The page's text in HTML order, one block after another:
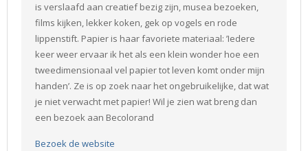
is verslaafd aan creatief bezig zijn, musea bezoeken,
films kijken, lekker koken, gek op vogels en rode
lippenstift. Papier is haar favoriete materiaal: ’Iedere
keer weer ervaar ik het als een klein wonder hoe een
tweedimensionaal vel papier tot leven komt onder mijn
handen’. Ze is op zoek naar het ongebruikelijke, dat wat
je niet verwacht met papier! Wil je zien wat breng dan
een bezoek aan Becolorand
Bezoek de website